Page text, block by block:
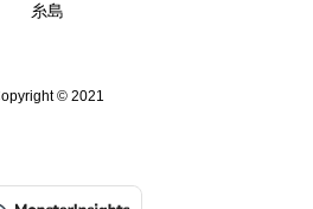
糸島
© 2021